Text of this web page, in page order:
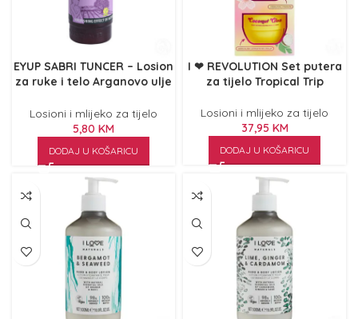
EYUP SABRI TUNCER – Losion
za ruke i telo Arganovo ulje
Losioni i mlijeko za tijelo
5,80 KM
DODAJ U KOŠARICU
I ❤ REVOLUTION Set putera
za tijelo Tropical Trip
Losioni i mlijeko za tijelo
37,95 KM
DODAJ U KOŠARICU